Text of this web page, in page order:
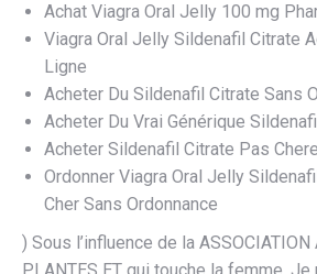
Achat Viagra Oral Jelly 100 mg
Viagra Oral Jelly Sildenafil Citrate
Ligne
Acheter Du Sildenafil Citrate Sans
Acheter Du Vrai Générique
Acheter Sildenafil Citrate Pas Chere
Ordonner Viagra Oral Jelly
Cher Sans Ordonnance
) Sous l’influence de la ASSOCIATION